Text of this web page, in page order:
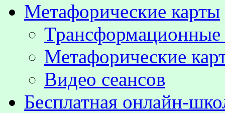
Метафорические карты
Метафорические
Видео сеансов
Бесплатная онлайн-